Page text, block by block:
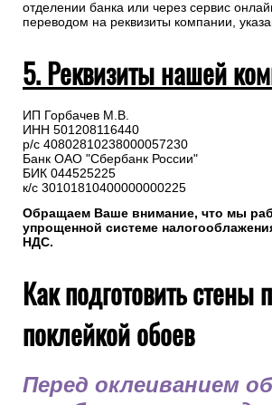
В назначении платежа укажите номер
переводом на реквизиты компании,
5. Реквизиты нашей
ИП Горбачев М.В.
ИНН 501208116440
р/с 40802810238000057230
Банк ОАО "Сбербанк России"
БИК 044525225
к/с 30101810400000000225
НДС.
Как подготовить стены
поклейкой обоев